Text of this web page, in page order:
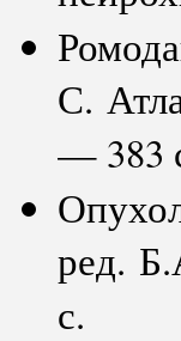
С.
— 383
ред.
с.